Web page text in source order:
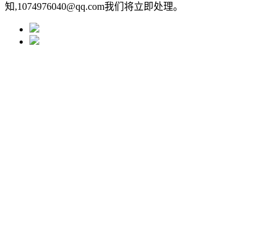
知,1074976040@qq.com我们将立即处理。